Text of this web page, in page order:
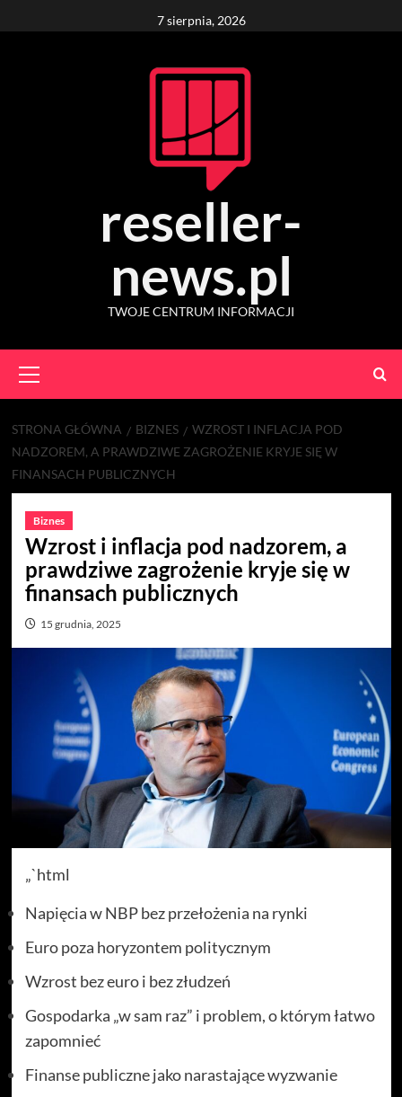
to
7 sierpnia, 2026
reseller-
news.pl
TWOJE CENTRUM INFORMACJI
Menu
STRONA GŁÓWNA BIZNES
WZROST I INFLACJA POD
NADZOREM, A PRAWDZIWE ZAGROŻENIE KRYJE SIĘ W
FINANSACH PUBLICZNYCH
Biznes
Wzrost i inflacja pod nadzorem, a
prawdziwe zagrożenie kryje się w
finansach publicznych
15 grudnia, 2025
„`html
Napięcia w NBP bez przełożenia na rynki
Euro poza horyzontem politycznym
Wzrost bez euro i bez złudzeń
Gospodarka „w sam raz” i problem, o którym łatwo
zapomnieć
Finanse publiczne jako narastające wyzwanie